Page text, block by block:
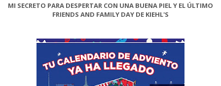
MI SECRETO PARA DESPERTAR CON UNA BUENA PIEL Y EL ÚLTIMO
FRIENDS AND FAMILY DAY DE KIEHL'S